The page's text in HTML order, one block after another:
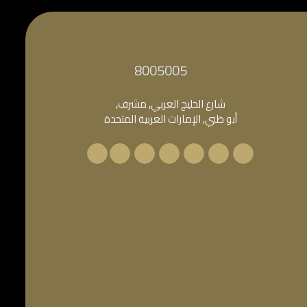
‎8005005‎
شارع الخليج العربي, مشرف,
أبو ظبي, الإمارات العربية المتحدة